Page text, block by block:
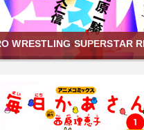
WRESTLING SUPERSTAR